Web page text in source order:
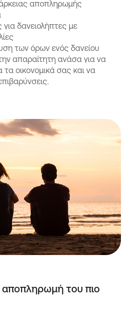
αποπληρωμής
για δανειολήπτες με
των όρων ενός δανείου
απαραίτητη ανάσα για να
οικονομικά σας και να
αποπληρωμή του πιο